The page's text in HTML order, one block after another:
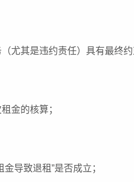
尤其是违约责任）具有最终约
金的核算；
导致退租”是否成立；